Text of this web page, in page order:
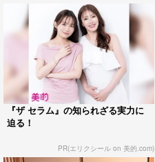
『ザ セラム』の知られざる実力に
迫る！
PR(エリクシール on 美的.com)